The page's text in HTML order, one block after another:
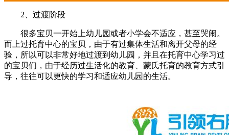
2、过渡阶段
很多宝贝一开始上幼儿园或者小学会不适应，甚至哭闹。
而上过托育中心的宝贝，由于有过集体生活和离开父母的经
验，所以可以非常好地过渡到幼儿园，并且在托育中心学习过
的宝贝们，由于经历过生活化的教育、蒙氏托育的教育方式引
导，往往可以更快的学习和适应幼儿园的生活。